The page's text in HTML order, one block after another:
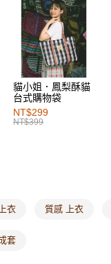
貓小姐．鳳梨酥貓
台式購物袋
NT$299
NT$399
衣 質感 上衣
套